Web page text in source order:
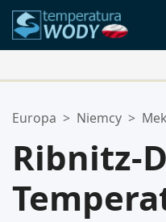
Twoja lista ulubionych
Europa > Niemcy >
Ribnitz-